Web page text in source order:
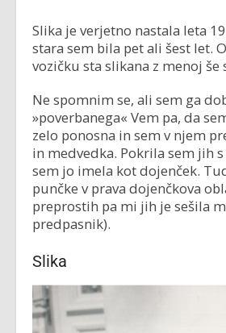
Slika je verjetno nastala leta
stara sem bila pet ali šest let.
vozičku sta slikana z menoj še
Ne spomnim se, ali sem ga
»poverbanega« Vem pa, da
zelo ponosna in sem v njem
in medvedka. Pokrila sem jih
sem jo imela kot dojenček.
punčke v prava dojenčkova
preprostih pa mi jih je sešila
predpasnik).
Slika